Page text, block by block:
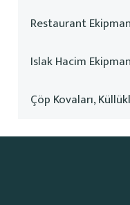
Restaurant
Islak Hacim
Çöp Kovaları,